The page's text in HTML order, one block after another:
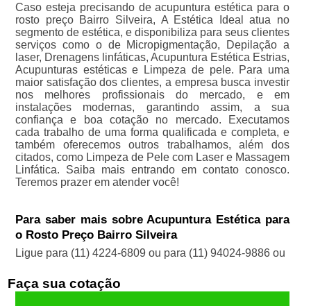
Caso esteja precisando de acupuntura estética para o
rosto preço Bairro Silveira, A Estética Ideal atua no
segmento de estética, e disponibiliza para seus clientes
serviços como o de Micropigmentação, Depilação a
laser, Drenagens linfáticas, Acupuntura Estética Estrias,
Acupunturas estéticas e Limpeza de pele. Para uma
maior satisfação dos clientes, a empresa busca investir
nos melhores profissionais do mercado, e em
instalações modernas, garantindo assim, a sua
confiança e boa cotação no mercado. Executamos
cada trabalho de uma forma qualificada e completa, e
também oferecemos outros trabalhamos, além dos
citados, como Limpeza de Pele com Laser e Massagem
Linfática. Saiba mais entrando em contato conosco.
Teremos prazer em atender você!
Para saber mais sobre Acupuntura Estética para
o Rosto Preço Bairro Silveira
Ligue para (11) 4224-6809 ou para (11) 94024-9886ou
Faça sua cotação